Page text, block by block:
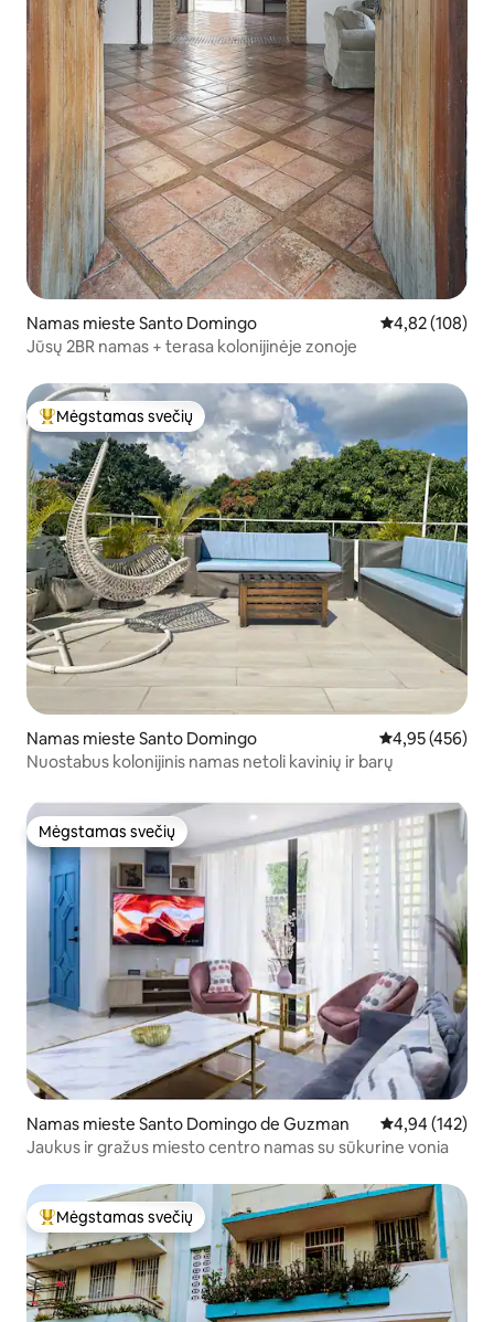
Namas mieste Santo Domingo Vidutinis
4,82 (108)
Jūsų 2BR namas + terasa kolonijinėje zonoje
Svečių mėgstamiausias
Mėgstamas svečių
Namas mieste Santo Domingo Vidutinis
4,95 (456)
Nuostabus kolonijinis namas netoli kavinių ir barų
Mėgstamas svečių
Mėgstamas svečių
Namas mieste Santo Domingo de Guzman Vidutinis
4,94 (142)
Jaukus ir gražus miesto centro namas su sūkurine vonia
Svečių mėgstamiausias
Mėgstamas svečių